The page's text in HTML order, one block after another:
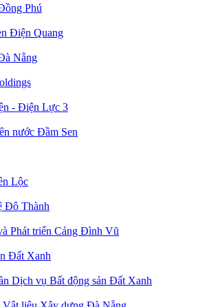
Phú
Điện Quang
Nẵng
- Điện Lực 3
nước Đầm Sen
Lộc
Đô Thành
Phát triển Cảng Đình Vũ
Đất Xanh
Dịch vụ Bất động sản Đất Xanh